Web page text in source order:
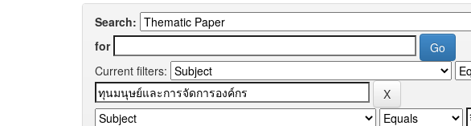
Search:
for
Current filters: